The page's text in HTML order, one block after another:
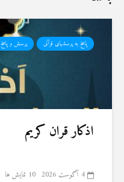
پاسخ به پرسشهای قرآنی پرسش و پاسخ
اذکار قران کریم
4 آگوست 2026 10 نمایش ها